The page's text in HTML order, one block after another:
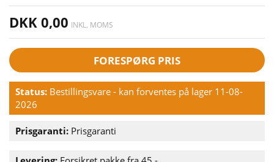
DKK 0,00 INKL. MOMS
FORESPØRG PRIS
Status: Bestillingsvare - kan forventes på lager 11-08-
2026
Prisgaranti: Prisgaranti